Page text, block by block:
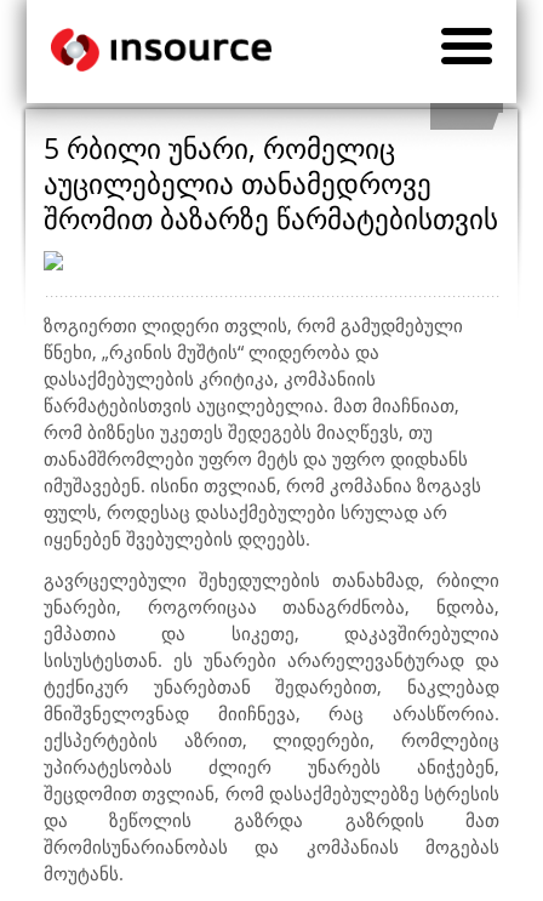
5 რბილი უნარი, რომელიც
აუცილებელია თანამედროვე
შრომით ბაზარზე წარმატებისთვის
ზოგიერთი ლიდერი თვლის, რომ გამუდმებული
წნეხი, „რკინის მუშტის“ ლიდერობა და
დასაქმებულების კრიტიკა, კომპანიის
წარმატებისთვის აუცილებელია. მათ მიაჩნიათ,
რომ ბიზნესი უკეთეს შედეგებს მიაღწევს, თუ
თანამშრომლები უფრო მეტს და უფრო დიდხანს
იმუშავებენ. ისინი თვლიან, რომ კომპანია ზოგავს
ფულს, როდესაც დასაქმებულები სრულად არ
იყენებენ შვებულების დღეებს.
გავრცელებული შეხედულების თანახმად, რბილი
უნარები, როგორიცაა თანაგრძნობა, ნდობა,
ემპათია და სიკეთე, დაკავშირებულია
სისუსტესთან. ეს უნარები არარელევანტურად და
ტექნიკურ უნარებთან შედარებით, ნაკლებად
მნიშვნელოვნად მიიჩნევა, რაც არასწორია.
ექსპერტების აზრით, ლიდერები, რომლებიც
უპირატესობას ძლიერ უნარებს ანიჭებენ,
შეცდომით თვლიან, რომ დასაქმებულებზე სტრესის
და ზეწოლის გაზრდა გაზრდის მათ
შრომისუნარიანობას და კომპანიას მოგებას
მოუტანს.